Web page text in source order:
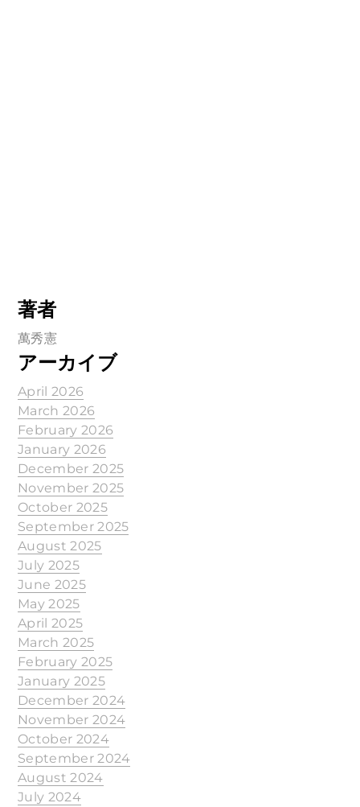
著者
萬秀憲
アーカイブ
April 2026
March 2026
February 2026
January 2026
December 2025
November 2025
October 2025
September 2025
August 2025
July 2025
June 2025
May 2025
April 2025
March 2025
February 2025
January 2025
December 2024
November 2024
October 2024
September 2024
August 2024
July 2024